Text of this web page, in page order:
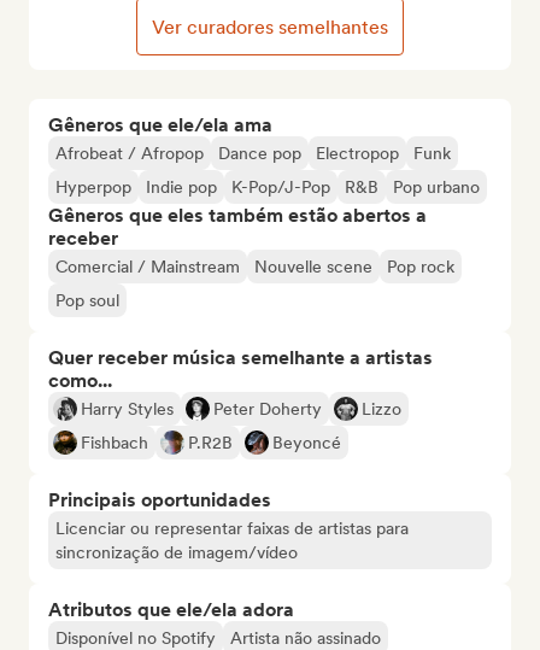
Gêneros que ele/ela ama
Afrobeat / Afropop Dance pop Electropop
Funk
Hyperpop
Indie pop K-Pop/J-Pop R&B Pop urbano
Gêneros que eles também estão abertos a
receber
Comercial / Mainstream Nouvelle scene
Pop rock
Pop soul
Quer receber música semelhante a artistas
como...
Harry Styles Peter Doherty
Lizzo
Fishbach
P.R2B Beyoncé
Principais oportunidades
Licenciar ou representar faixas de artistas para
sincronização de imagem/vídeo
Atributos que ele/ela adora
Disponível no Spotify Artista não assinado
Ver curadores semelhantes